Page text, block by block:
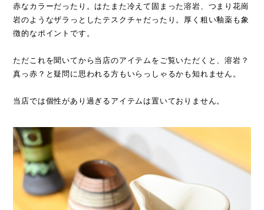
赤なカラーだったり。はたまた冷えて固まった溶岩、つまり花崗
岩のようなザラっとしたテスクチャだったり。厚く粗い釉薬も象
徴的なポイントです。
ただこれを聞いてから当店のアイテムをご覧いただくと、溶岩？
真っ赤？と疑問に思われる方もいらっしゃるかも知れません。
当店では個性があり過ぎるアイテムは置いておりません。